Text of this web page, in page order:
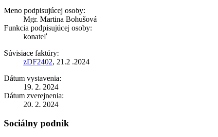
Meno podpisujúcej osoby:
Mgr. Martina Bohušová
Funkcia podpisujúcej osoby:
konateľ
Súvisiace faktúry:
zDF2402, 21.2 .2024
Dátum vystavenia:
19. 2. 2024
Dátum zverejnenia:
20. 2. 2024
Sociálny podnik